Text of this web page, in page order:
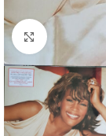
Cliquez pour